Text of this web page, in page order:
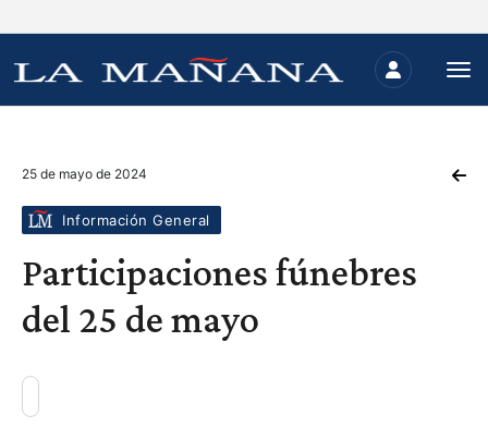
25 de mayo de 2024
Información General
Participaciones fúnebres
del 25 de mayo